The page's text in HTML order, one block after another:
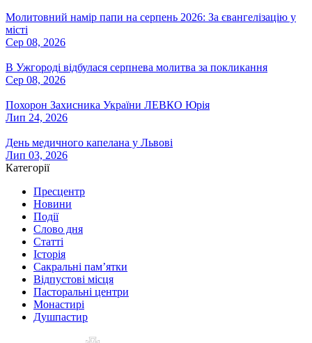
Молитовний намір папи на серпень 2026: За євангелізацію у
місті
Сер 08, 2026
В Ужгороді відбулася серпнева молитва за покликання
Сер 08, 2026
Похорон Захисника України ЛЕВКО Юрія
Лип 24, 2026
День медичного капелана у Львові
Лип 03, 2026
Категорії
Пресцентр
Новини
Події
Слово дня
Статті
Історія
Сакральні пам’ятки
Відпустові місця
Пасторальні центри
Монастирі
Душпастир